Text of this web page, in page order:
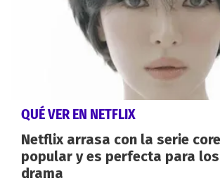
QUÉ VER EN NETFLIX
Netflix arrasa con la serie
popular y es perfecta para
drama